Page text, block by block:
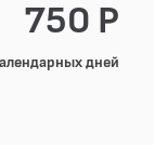
750 Р
дней